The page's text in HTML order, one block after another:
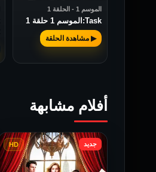
الموسم 1 - الحلقة 1
Task:الموسم 1 حلقة 1
▶ مشاهدة الحلقة
أفلام مشابهة
جديد HD